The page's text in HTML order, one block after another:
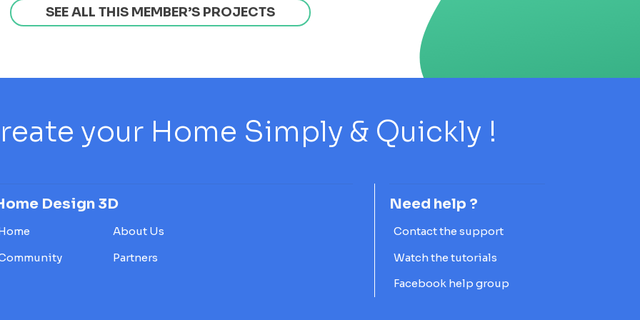
SEE ALL THIS MEMBER’S PROJECTS
your Home Simply & Quickly !
Design 3D
About Us
Partners
Need help ?
Contact the support
Watch the tutorials
Facebook help group